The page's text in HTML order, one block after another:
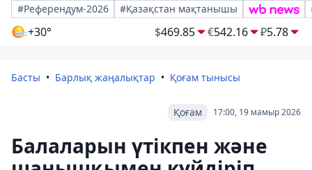
#Референдум-2026
#Қазақстан мақтанышы
+30° $469.85 €542.16 ₽5.78
Басты Барлық жаңалықтар Қоғам тынысы
17:00, 19 мамыр 2026
Қоғам
Балаларын үтікпен және